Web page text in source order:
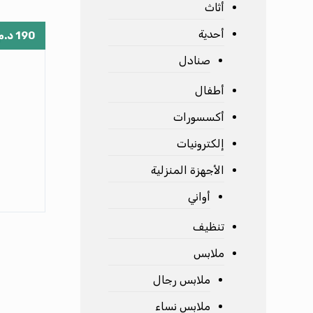
190
أثاث
أحدية
صنادل
أطفال
أكسسورات
إلكترونيات
الأجهزة المنزلية
أواني
تنظيف
ملابس
ملابس رجال
ملابس نساء